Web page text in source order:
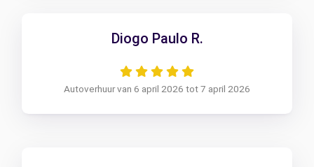
Diogo Paulo R.
Autoverhuur van 6 april 2026 tot 7 april 2026